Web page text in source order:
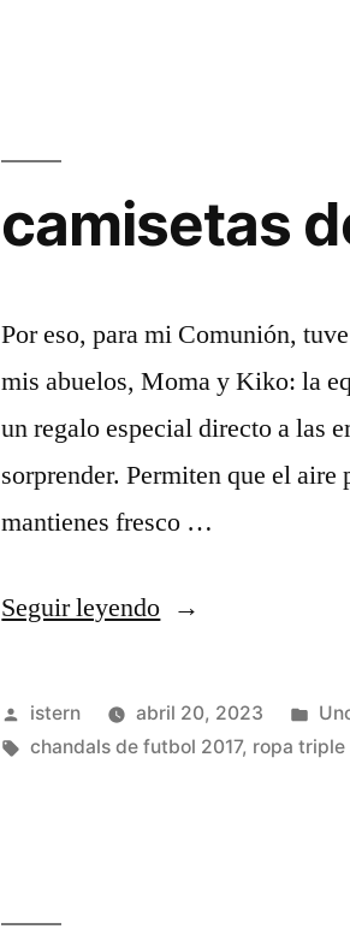
camisetas
Por eso, para mi Comunión,
mis abuelos, Moma y Kiko: la
un regalo especial directo a las
sorprender. Permiten que el aire
mantienes fresco …
Seguir leyendo«camisetas
futbol
por
Publicado
por
istern abril 20, 2023
en
Etiquetas:
chandals de futbol 2017, ropa triple